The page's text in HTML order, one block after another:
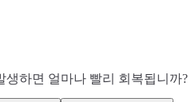
생하면 얼마나 빨리 회복됩니까?